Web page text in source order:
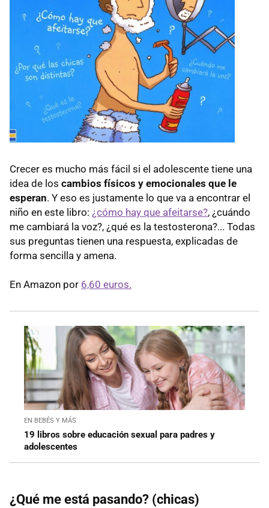
Crecer es mucho más fácil si el adolescente tiene una
idea de los cambios físicos y emocionales que le
esperan. Y eso es justamente lo que va a encontrar el
niño en este libro: ¿cómo hay que afeitarse?, ¿cuándo
me cambiará la voz?, ¿qué es la testosterona?... Todas
sus preguntas tienen una respuesta, explicadas de
forma sencilla y amena.
En Amazon por 6,60 euros.
EN BEBÉS Y MÁS
19 libros sobre educación sexual para padres y
adolescentes
¿Qué me está pasando? (chicas)